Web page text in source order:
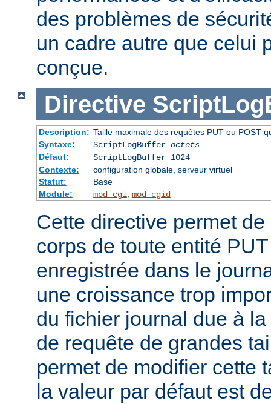
des problèmes de
un cadre autre que celui
conçue.
Directive
Description: Taille maximale des requêtes PUT ou POST
Syntaxe:
ScriptLogBuffer octets
Défaut:
ScriptLogBuffer 1024
Contexte:
configuration globale, serveur virtuel
Statut:
Base
Module:
mod_cgi, mod_cgid
Cette directive permet
corps de toute entité
enregistrée dans le
une croissance trop
du fichier journal due à
de requête de grandes
permet de modifier cette
la valeur par défaut est